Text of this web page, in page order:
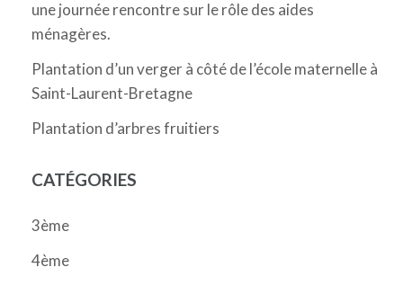
une journée rencontre sur le rôle des aides
ménagères.
Plantation d’un verger à côté de l’école maternelle à
Saint-Laurent-Bretagne
Plantation d’arbres fruitiers
CATÉGORIES
3ème
4ème